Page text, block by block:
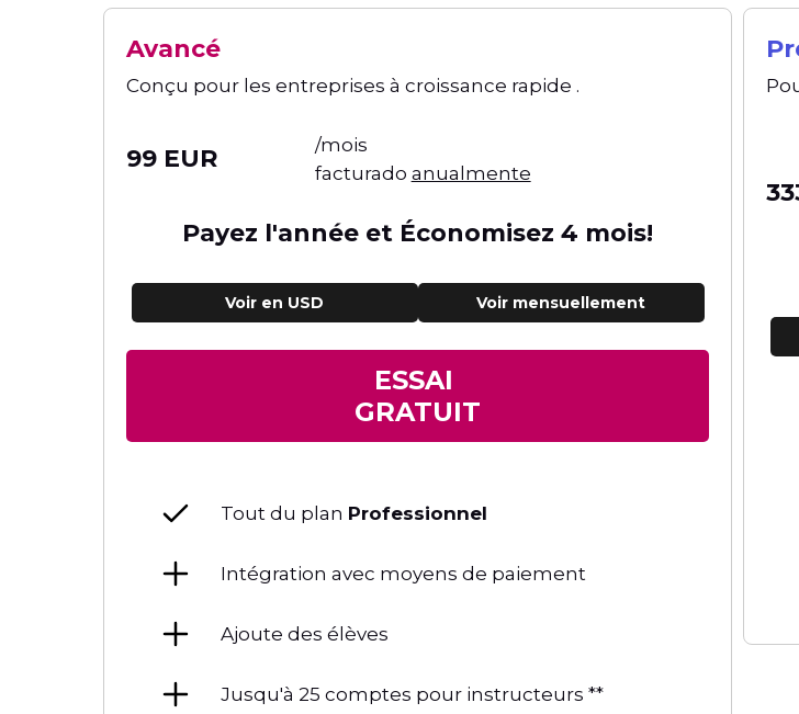
Avancé
Conçu pour les entreprises à croissance rapide .
99 EUR
/mois
facturado anualmente
Payez l'année et Économisez 4 mois!
Voir en USD Voir mensuellement
ESSAI
GRATUIT
Tout du plan Professionnel
Intégration avec moyens de paiement
Ajoute des élèves
Jusqu'à 25 comptes pour instructeurs **